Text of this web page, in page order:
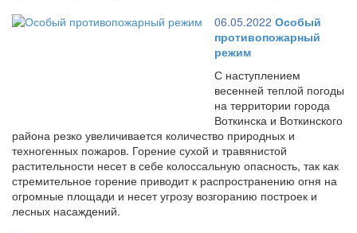
06.05.2022 Особый
противопожарный
режим
С наступлением
весенней теплой погоды
на территории города
Воткинска и Воткинского
района резко увеличивается количество природных и
техногенных пожаров. Горение сухой и травянистой
растительности несет в себе колоссальную опасность, так как
стремительное горение приводит к распространению огня на
огромные площади и несет угрозу возгоранию построек и
лесных насаждений.